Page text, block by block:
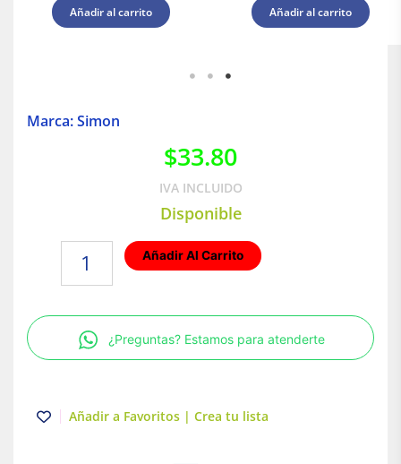
Añadir al carrito Añadir al carrito
Marca: Simon
$33.80
IVA INCLUIDO
Disponible
unipolar
campana
Blanco
cantidad
Añadir Al Carrito
¿Preguntas? Estamos para atenderte
Añadir a Favoritos | Crea tu lista